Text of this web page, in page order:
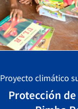
Proyecto climático
Protección